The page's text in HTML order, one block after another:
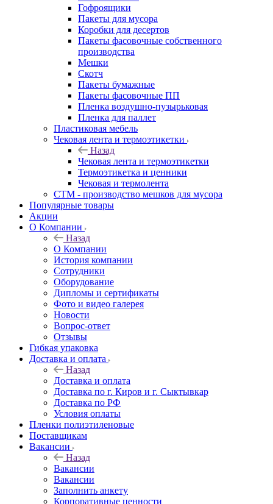
Гофроящики
Пакеты для мусора
Коробки для десертов
Пакеты фасовочные собственного
производства
Мешки
Скотч
Пакеты бумажные
Пакеты фасовочные ПП
Пленка воздушно-пузырьковая
Пленка для паллет
Пластиковая мебель
Чековая лента и термоэтикетки
Назад
Чековая лента и термоэтикетки
Термоэтикетка и ценники
Чековая и термолента
СТМ - производство мешков для мусора
Популярные товары
Акции
О Компании
Назад
О Компании
История компании
Сотрудники
Оборудование
Дипломы и сертификаты
Фото и видео галерея
Новости
Вопрос-ответ
Отзывы
Гибкая упаковка
Доставка и оплата
Назад
Доставка и оплата
Доставка по г. Киров и г. Сыктывкар
Доставка по РФ
Условия оплаты
Пленки полиэтиленовые
Поставщикам
Вакансии
Назад
Вакансии
Вакансии
Заполнить анкету
Корпоративные ценности